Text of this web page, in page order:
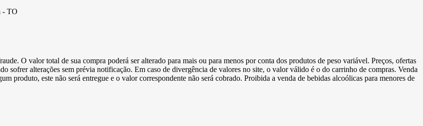
- TO
O valor total de sua compra poderá ser alterado para mais ou para menos por conta dos produtos de peso variável. Preços, ofertas
sofrer alterações sem prévia notificação. Em caso de divergência de valores no site, o valor válido é o do carrinho de compras. Venda
produto, este não será entregue e o valor correspondente não será cobrado. Proibida a venda de bebidas alcoólicas para menores de